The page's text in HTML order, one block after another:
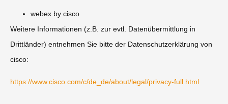
webex by cisco
Weitere Informationen (z.B. zur evtl. Datenübermittlung in
Drittländer) entnehmen Sie bitte der Datenschutzerklärung von
cisco:
https://www.cisco.com/c/de_de/about/legal/privacy-full.html